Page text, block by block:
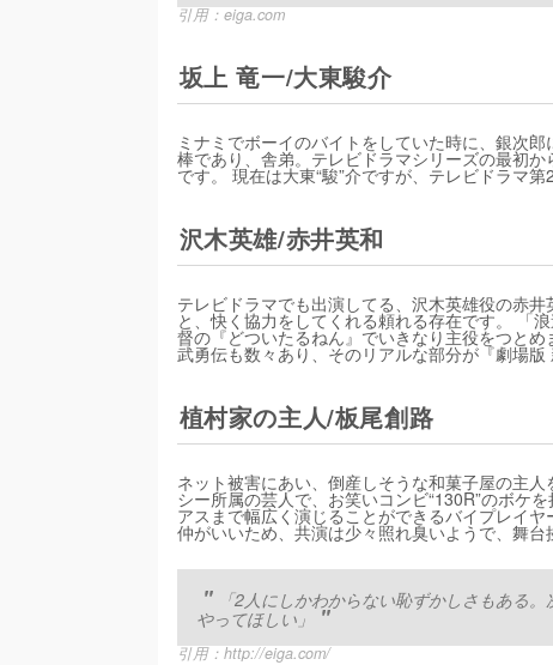
引用：eiga.com
坂上 竜一/大東駿介
ミナミでボーイのバイトをしていた時に、銀次
棒であり、舎弟。テレビドラマシリーズの最初
です。 現在は大東“駿”介ですが、テレビドラマ第
沢木英雄/赤井英和
テレビドラマでも出演してる、沢木英雄役の赤
と、快く協力をしてくれる頼れる存在です。 「
督の『どついたるねん』でいきなり主役をつと
武勇伝も数々あり、そのリアルな部分が『劇場
植村家の主人/板尾創路
ネット被害にあい、倒産しそうな和菓子屋の主
シー所属の芸人で、お笑いコンビ“130R”のボケ
アスまで幅広く演じることができるバイプレイ
仲がいいため、共演は少々照れ臭いようで、舞
「2人にしかわからない恥ずかしさもある
やってほしい」
引用：http://eiga.com/